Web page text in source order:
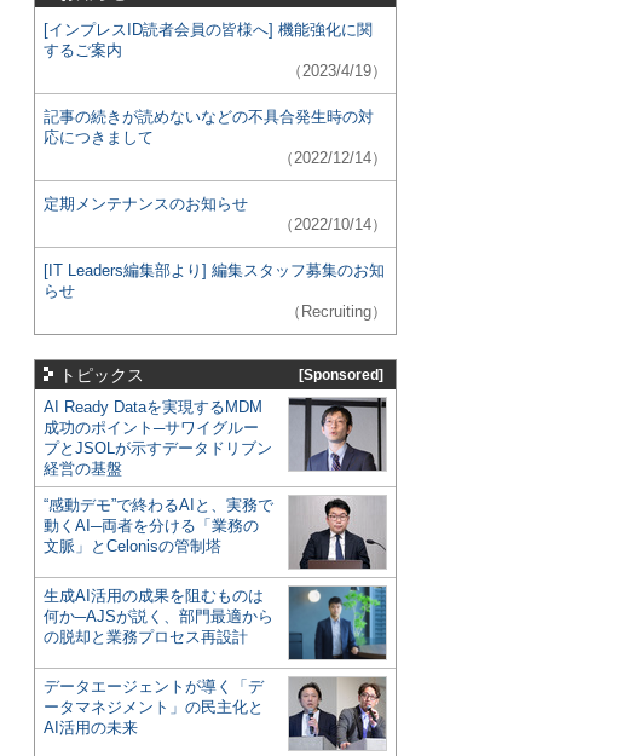
[インプレスID読者会員の皆様へ] 機能強化に関
するご案内
（2023/4/19）
記事の続きが読めないなどの不具合発生時の対
応につきまして
（2022/12/14）
定期メンテナンスのお知らせ
（2022/10/14）
[IT Leaders編集部より] 編集スタッフ募集のお知
らせ
（Recruiting）
トピックス [Sponsored]
AI Ready Dataを実現するMDM
成功のポイント─サワイグルー
プとJSOLが示すデータドリブン
経営の基盤
“感動デモ”で終わるAIと、実務で
動くAI─両者を分ける「業務の
文脈」とCelonisの管制塔
生成AI活用の成果を阻むものは
何か─AJSが説く、部門最適から
の脱却と業務プロセス再設計
データエージェントが導く「デ
ータマネジメント」の民主化と
AI活用の未来